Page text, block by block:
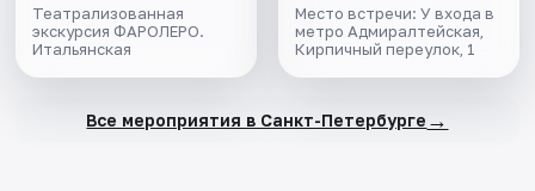
Театрализованная
экскурсия ФАРОЛЕРО.
Итальянская
Место встречи: У входа в
метро Адмиралтейская,
Кирпичный переулок, 1
Все мероприятия в Санкт-Петербурге →